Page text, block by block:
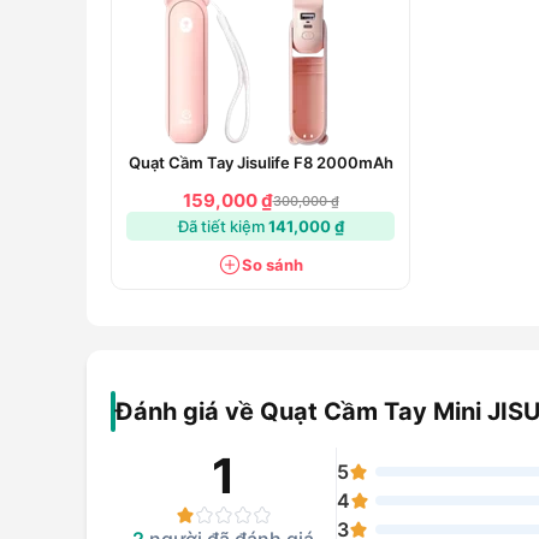
Quạt sử dụng ba cánh và một động cơ không chổi
để cảm nhận luồng gió mát trong mùa hè nóng.
Quạt mini sạc nhanh pin trâu
trong những ngày hè nóng.
Thiết kế pin lithium lớn tích hợp và cổng USB-C cập
Hơn nữa, thiết kế mạch tối ưu hóa của chúng tôi đảm
Khi bạn sử dụng quạt cá nhân này ở tốc độ thứ ba,
Cơn gió nhẹ nhàng thổi, như một cơn gió mát mẻ
và ánh nắng mùa hè.
Quạt Cầm Tay Jisulife F8 2000mAh
159,000 ₫300,000 ₫
Đã tiết kiệm141,000 ₫
So sánh
Đánh giá về Quạt Cầm Tay Mini
1 5
4
3